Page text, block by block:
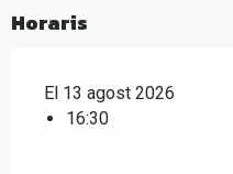
Horaris
El 13 agost 2026
16:30